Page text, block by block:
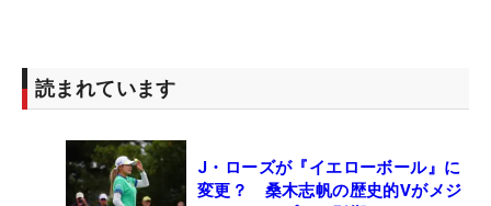
読まれています
J・ローズが『イエローボール』に
変更？ 桑木志帆の歴史的Vがメジ